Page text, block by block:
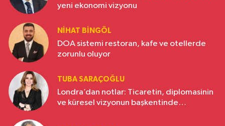
yeni ekonomi vizyonu
NIHAT BINGÖL
DOA sistemi restoran, kafe ve otellerde
zorunlu oluyor
TUBA SARAÇOĞLU
Londra’dan notlar: Ticaretin, diplomasinin
ve küresel vizyonun başkentinde